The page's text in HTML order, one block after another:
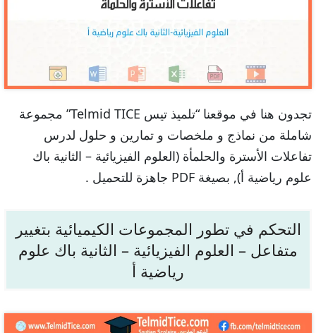
تجدون هنا في موقعنا “تلميذ تيس Telmid TICE” مجموعة
شاملة من نماذج و ملخصات و تمارين و حلول لدرس
تفاعلات الأسترة والحلمأة (العلوم الفيزيائية – الثانية باك
علوم رياضية أ), بصيغة PDF جاهزة للتحميل .
التحكم في تطور المجموعات الكيميائية بتغيير
متفاعل – العلوم الفيزيائية – الثانية باك علوم
رياضية أ